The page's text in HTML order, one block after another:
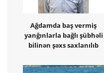
Ağdamda baş vermiş
yanğınlarla bağlı şübhəli
bilinən şəxs saxlanılıb